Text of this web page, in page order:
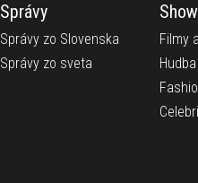
Správy
Správy zo Slovenska
Správy zo sveta
Filmy
Hudba